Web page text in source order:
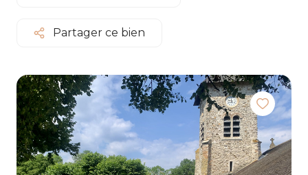
Notre
agence
services
Contact
Partager ce bien